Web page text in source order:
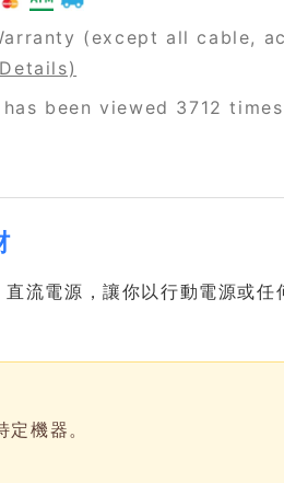
(except all cable,
been viewed 3712 times
流電源，讓你以行動電源或任
機器。